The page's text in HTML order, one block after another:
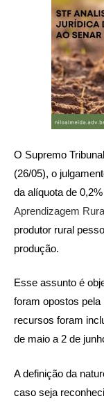
O Supremo
(26/05), o
da alíquota de
Aprendizagem
produtor rural
produção.
Esse assunto é
foram opostos pela
recursos foram
de maio a 2 de
A definição da
caso seja